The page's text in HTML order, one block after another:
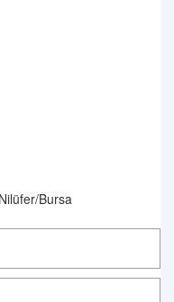
Bursa